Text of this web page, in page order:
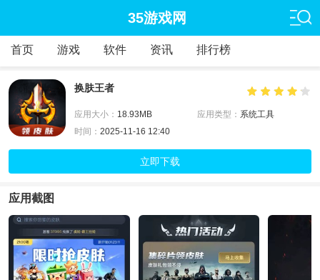
35游戏网
首页 游戏 软件 资讯 排行榜
换肤王者
应用大小： 18.93MB 应用类型： 系统工具
时间： 2025-11-16 12:40
立即下载
应用截图